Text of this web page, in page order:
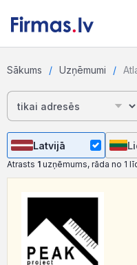
Sākums Uzņēmumi
Latvijā
Atrasts 1 uzņēmums, rāda no 1